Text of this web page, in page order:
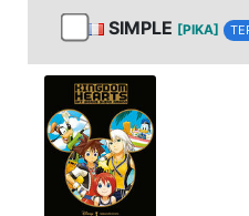
SIMPLE [PIKA]